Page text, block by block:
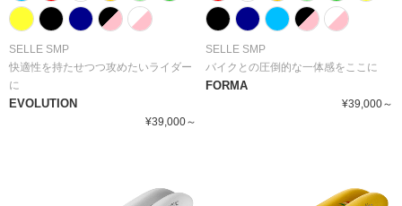
SELLE SMP
快適性を持たせつつ攻めたいライダー
に
EVOLUTION
¥39,000～
SELLE SMP
バイクとの圧倒的な一体感をここに
FORMA
¥39,000～